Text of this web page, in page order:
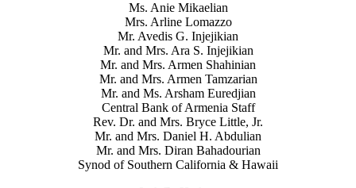
Ms. Anie Mikaelian
Mrs. Arline Lomazzo
Mr. Avedis G. Injejikian
Mr. and Mrs. Ara S. Injejikian
Mr. and Mrs. Armen Shahinian
Mr. and Mrs. Armen Tamzarian
Mr. and Ms. Arsham Euredjian
Central Bank of Armenia Staff
Rev. Dr. and Mrs. Bryce Little, Jr.
Mr. and Mrs. Daniel H. Abdulian
Mr. and Mrs. Diran Bahadourian
Synod of Southern California & Hawaii